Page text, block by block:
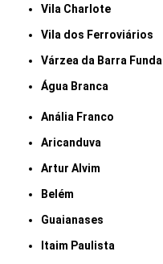
Vila Charlote
Vila dos Ferroviários
Várzea da Barra Funda
Água Branca
Anália Franco
Aricanduva
Artur Alvim
Belém
Guaianases
Itaim Paulista